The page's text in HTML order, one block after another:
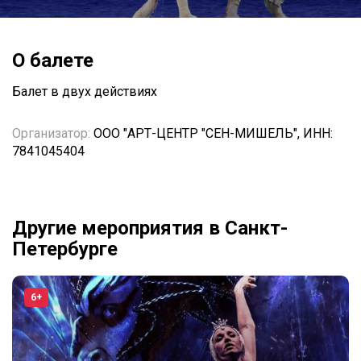
О балете
Балет в двух действиях
Организатор: ООО "АРТ-ЦЕНТР "СЕН-МИШЕЛЬ", ИНН:
7841045404
Другие мероприятия в Санкт-
Петербурге
6+